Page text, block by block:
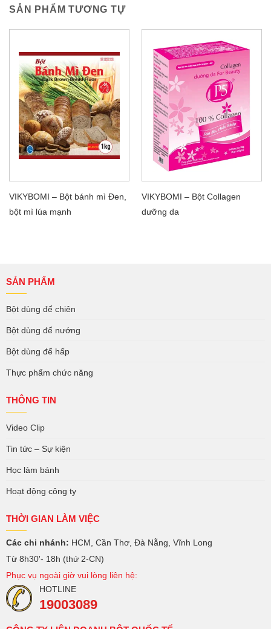
SẢN PHẨM TƯƠNG TỰ
VIKYBOMI – Bột bánh mì Đen,
bột mì lúa mạnh
VIKYBOMI – Bột Collagen
dưỡng da
SẢN PHẨM
Bột dùng để chiên
Bột dùng để nướng
Bột dùng để hấp
Thực phẩm chức năng
THÔNG TIN
Video Clip
Tin tức – Sự kiện
Học làm bánh
Hoạt động công ty
THỜI GIAN LÀM VIỆC
Các chi nhánh: HCM, Cần Thơ, Đà Nẵng, Vĩnh Long
Từ 8h30′- 18h (thứ 2-CN)
Phục vụ ngoài giờ vui lòng liên hệ:
HOTLINE
19003089